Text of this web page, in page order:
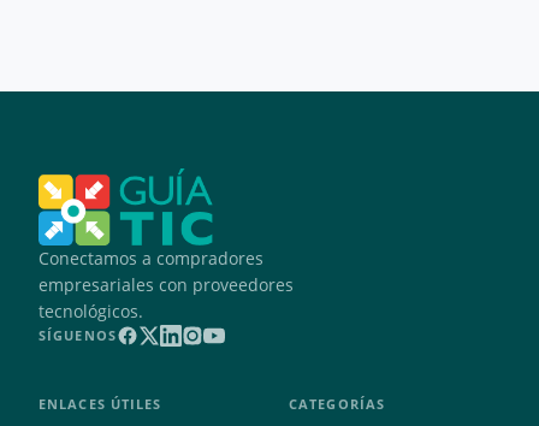
Conectamos a compradores
empresariales con proveedores
tecnológicos.
SÍGUENOS
ENLACES ÚTILES CATEGORÍAS